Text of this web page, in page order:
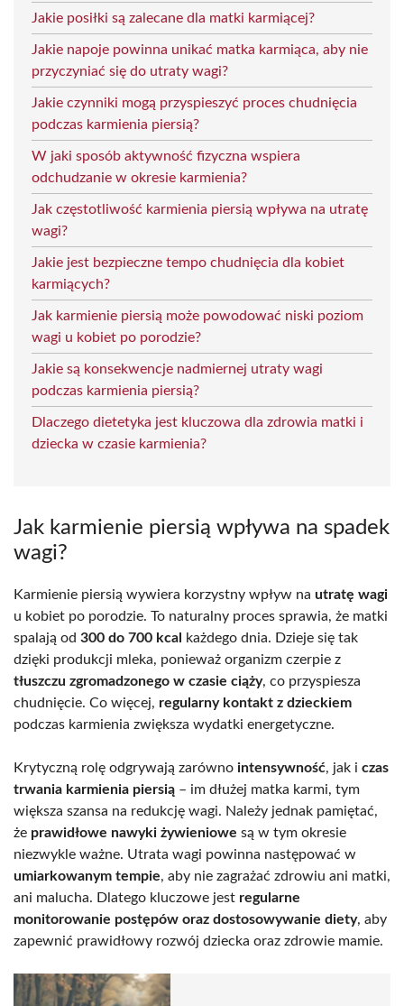
Jakie posiłki są zalecane dla matki karmiącej?
Jakie napoje powinna unikać matka karmiąca, aby nie
przyczyniać się do utraty wagi?
Jakie czynniki mogą przyspieszyć proces chudnięcia
podczas karmienia piersią?
W jaki sposób aktywność fizyczna wspiera
odchudzanie w okresie karmienia?
Jak częstotliwość karmienia piersią wpływa na utratę
wagi?
Jakie jest bezpieczne tempo chudnięcia dla kobiet
karmiących?
Jak karmienie piersią może powodować niski poziom
wagi u kobiet po porodzie?
Jakie są konsekwencje nadmiernej utraty wagi
podczas karmienia piersią?
Dlaczego dietetyka jest kluczowa dla zdrowia matki i
dziecka w czasie karmienia?
Jak karmienie piersią wpływa na spadek
wagi?
Karmienie piersią wywiera korzystny wpływ na utratę wagi
u kobiet po porodzie. To naturalny proces sprawia, że matki
spalają od 300 do 700 kcal
każdego dnia. Dzieje się tak
dzięki produkcji mleka, ponieważ organizm czerpie z
tłuszczu zgromadzonego w czasie ciąży, co przyspiesza
chudnięcie. Co więcej, regularny kontakt z dzieckiem
podczas karmienia zwiększa wydatki energetyczne.
Krytyczną rolę odgrywają zarówno intensywność, jak i czas
trwania karmienia piersią – im dłużej matka karmi, tym
większa szansa na redukcję wagi. Należy jednak pamiętać,
że prawidłowe nawyki żywieniowe są w tym okresie
niezwykle ważne. Utrata wagi powinna następować w
umiarkowanym tempie, aby nie zagrażać zdrowiu ani matki,
ani malucha. Dlatego kluczowe jest regularne
monitorowanie postępów oraz dostosowywanie diety, aby
zapewnić prawidłowy rozwój dziecka oraz zdrowie mamie.